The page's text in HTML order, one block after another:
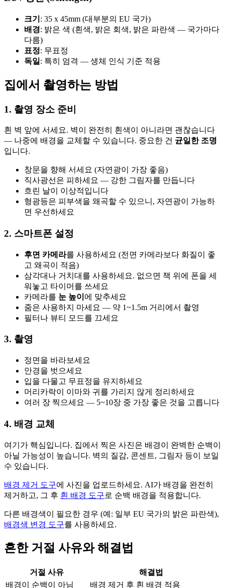
크기 : 35 x 45mm (대부분의 EU 국가)
배경: 밝은 색 (흰색, 밝은 회색, 밝은 파란색 — 국가마다
다름)
표정: 무표정
독일 : 특히 엄격 — 생체 인식 기준 적용
집에서 촬영하는 방법
1. 촬영 장소 준비
흰 벽 앞에 서세요. 벽이 완전히 흰색이 아니라면 괜찮습니다
— 나중에 배경을 교체할 수 있습니다. 중요한 건 균일한 조명
입니다.
창문을 향해 서세요 (자연광이 가장 좋음)
직사광선은 피하세요 — 강한 그림자를 만듭니다
흐린 날이 이상적입니다
형광등은 피부색을 왜곡할 수 있으니, 자연광이 가능하
면 우선하세요
2. 스마트폰 설정
후면 카메라를 사용하세요 (전면 카메라보다 화질이 좋
고 왜곡이 적음)
삼각대나 거치대를 사용하세요. 없으면 책 위에 폰을 세
워놓고 타이머를 쓰세요
카메라를 눈 높이 에 맞추세요
줌은 사용하지 마세요 — 약 1~1.5m 거리에서 촬영
필터나 뷰티 모드를 끄세요
3. 촬영
정면을 바라보세요
안경을 벗으세요
입을 다물고 무표정을 유지하세요
머리카락이 이마와 귀를 가리지 않게 정리하세요
여러 장 찍으세요 — 5~10장 중 가장 좋은 것을 고릅니다
4. 배경 교체
여기가 핵심입니다. 집에서 찍은 사진은 배경이 완벽한 순백이
아닐 가능성이 높습니다. 벽의 질감, 콘센트, 그림자 등이 보일
수 있습니다.
배경 제거 도구에 사진을 업로드하세요. AI가 배경을 완전히
제거하고, 그 후 흰 배경 도구로 순백 배경을 적용합니다.
다른 배경색이 필요한 경우 (예: 일부 EU 국가의 밝은 파란색),
배경색 변경 도구를 사용하세요.
흔한 거절 사유와 해결법
거절 사유
해결법
배경이 순백이 아님
배경 제거 후 흰 배경 적용